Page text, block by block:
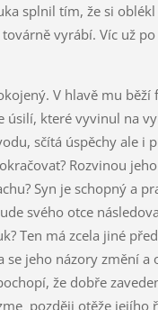
splnil tím, že si
továrně vyrábí. Víc už
V hlavě mu
úsilí, které vyvinul na
sčítá úspěchy ale i
Rozvinou
Syn je schopný a
svého otce
Ten má zcela jiné
se jeho názory změní a
že dobře
později otěže jejího